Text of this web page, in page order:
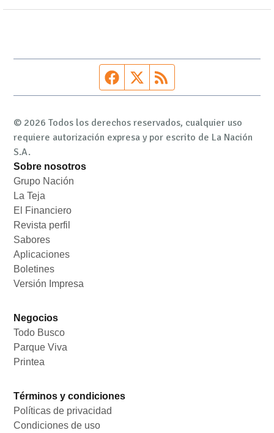
Página de Facebook
Fuente Twitter
© 2026 Todos los derechos reservados, cualquier uso
requiere autorización expresa y por escrito de La Nación
S.A.
Sobre nosotros
Grupo Nación
La Teja
El Financiero
Revista perfil
Sabores
Aplicaciones
Boletines
Versión Impresa
Negocios
Todo Busco
Parque Viva
Printea
Términos y condiciones
Políticas de privacidad
Condiciones de uso